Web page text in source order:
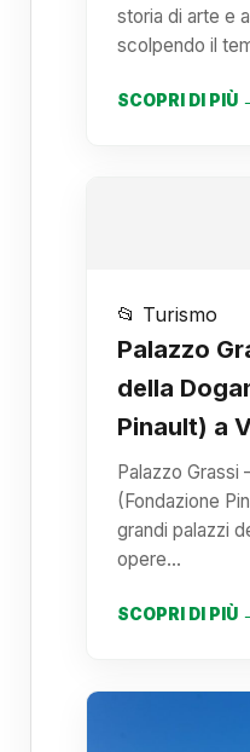
storia di arte e
scolpendo il
SCOPRI DI PIÙ
📂 Turismo
Palazzo
della
Pinault) a
Palazzo Grassi
(Fondazione
grandi palazzi
opere…
SCOPRI DI PIÙ